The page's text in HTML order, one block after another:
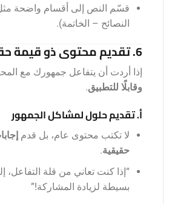
قسّم النص إلى أقسام واضحة
النصائح – الخاتمة).
6. تقديم محتوى ذو قيمة حقيقية
إذا أردت أن يتفاعل جمهورك مع
وقابلًا للتطبيق.
أ. تقديم حلول لمشاكل الجمهور
لا تكتب محتوى عام، بل قدم
حقيقية.
بسيطة لزيادة المشاركة!”